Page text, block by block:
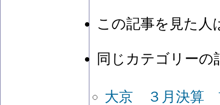
この記事を見た人
同じカテゴリーの
大京 ３月決算